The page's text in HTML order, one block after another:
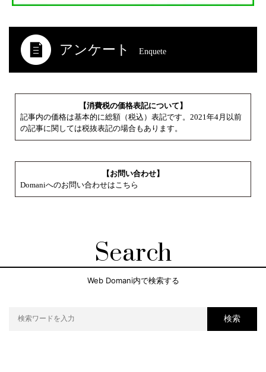
アンケート Enquete
【消費税の価格表記について】
記事内の価格は基本的に総額（税込）表記です。2021年4月以前
の記事に関しては税抜表記の場合もあります。
【お問い合わせ】
Domaniへのお問い合わせはこちら
Search
Web Domani内で検索する
検索